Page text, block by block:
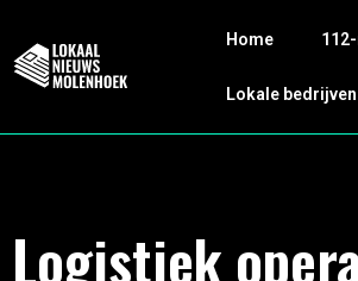
Home
Lokale
Logistiek